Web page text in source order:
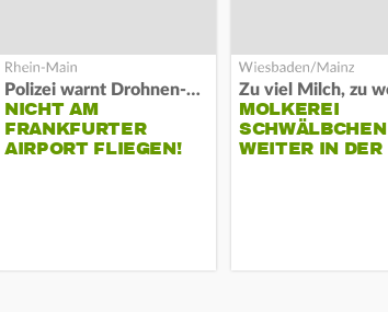
Polizei warnt Drohnen-Besitzer
NICHT AM
FRANKFURTER
AIRPORT FLIEGEN!
MOLKEREI
SCHWÄLBCHEN
WEITER IN DER